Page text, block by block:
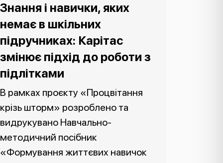
Знання і навички, яких
немає в шкільних
підручниках: Карітас
змінює підхід до роботи з
підлітками
В рамках проєкту «Процвітання
крізь шторм» розроблено та
видрукувано Навчально-
методичний посібник
«Формування життєвих навичок